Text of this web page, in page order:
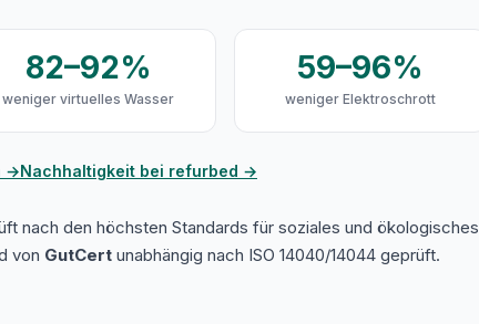
82–92%
weniger virtuelles Wasser
59–96%
weniger Elektroschrott
→Nachhaltigkeit bei refurbed →
nach den höchsten Standards für soziales und ökologisches
von GutCert unabhängig nach ISO 14040/14044 geprüft.